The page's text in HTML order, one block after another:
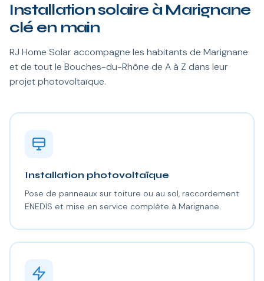
Installation solaire à Marignane
clé en main
RJ Home Solar accompagne les habitants de Marignane
et de tout le Bouches-du-Rhône de A à Z dans leur
projet photovoltaïque.
Installation photovoltaïque
Pose de panneaux sur toiture ou au sol, raccordement
ENEDIS et mise en service complète à Marignane.